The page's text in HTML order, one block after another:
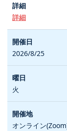
詳細
2026/8/25
火
オンライン